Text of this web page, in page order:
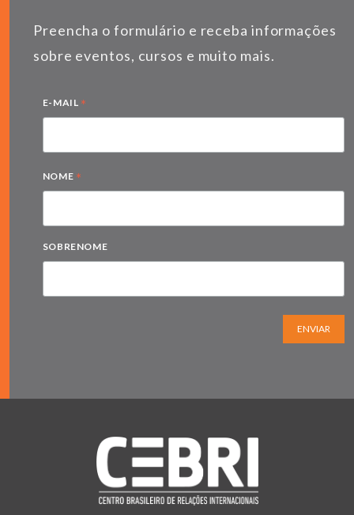
Preencha o formulário e receba informações
sobre eventos, cursos e muito mais.
E-MAIL *
NOME *
SOBRENOME
ENVIAR